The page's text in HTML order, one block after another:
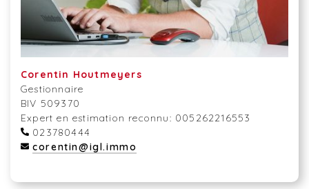
Corentin Houtmeyers
Gestionnaire
BIV 509370
Expert en estimation reconnu: 005262216553
023780444
corentin@igl.immo